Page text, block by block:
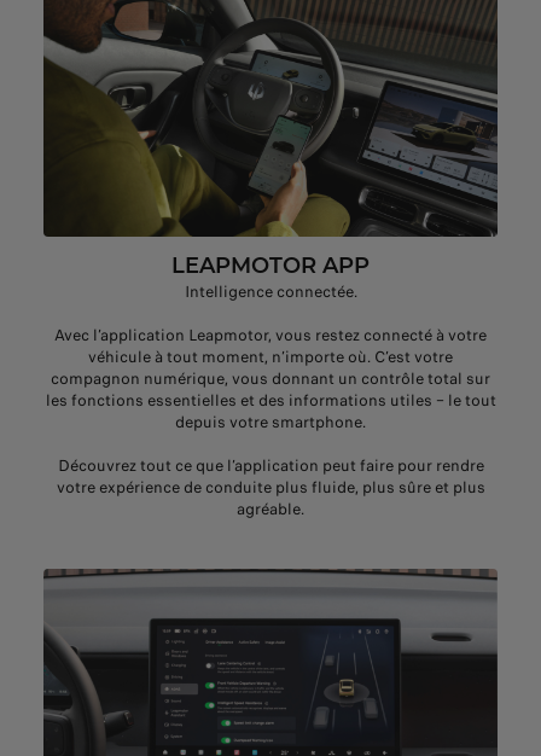
LEAPMOTOR APP
Intelligence connectée.
Avec l’application Leapmotor, vous restez connecté à votre
véhicule à tout moment, n’importe où. C’est votre
compagnon numérique, vous donnant un contrôle total sur
les fonctions essentielles et des informations utiles – le tout
depuis votre smartphone.
Découvrez tout ce que l’application peut faire pour rendre
votre expérience de conduite plus fluide, plus sûre et plus
agréable.